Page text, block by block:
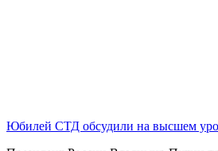
Юбилей СТД обсудили на высшем